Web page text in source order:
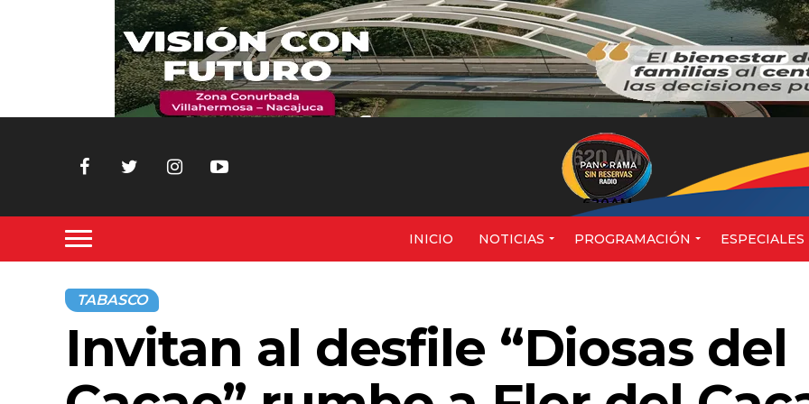
620AM
INICIO NOTICIAS PROGRAMACIÓN ESPECIALES
TABASCO
Invitan al desfile “Diosas del